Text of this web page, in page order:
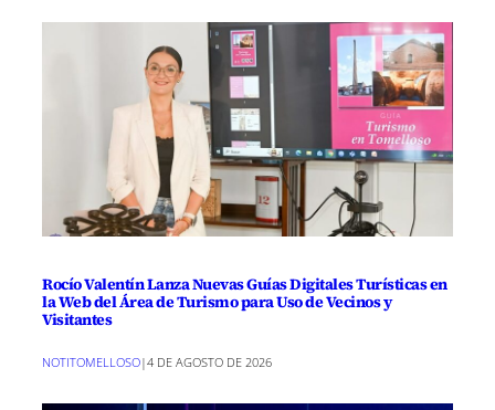
Rocío Valentín Lanza Nuevas Guías Digitales Turísticas en
la Web del Área de Turismo para Uso de Vecinos y
Visitantes
NOTITOMELLOSO|4 DE AGOSTO DE 2026